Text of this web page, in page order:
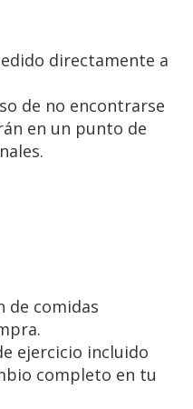
directamente a
de no encontrarse
en un punto de
de comidas
ejercicio incluido
completo en tu